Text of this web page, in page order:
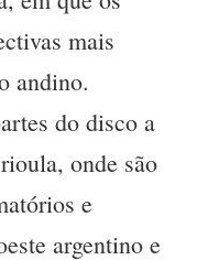
mais
andino.
do disco a
onde são
e
argentino e